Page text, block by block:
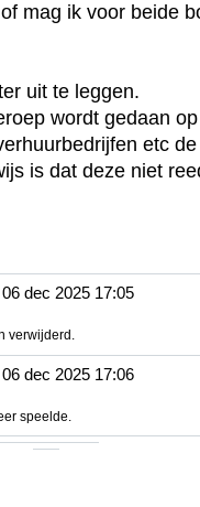
mag ik voor beide
uit te leggen.
wordt gedaan
etc
is dat deze niet
dec 2025 17:05
verwijderd.
dec 2025 17:06
speelde.